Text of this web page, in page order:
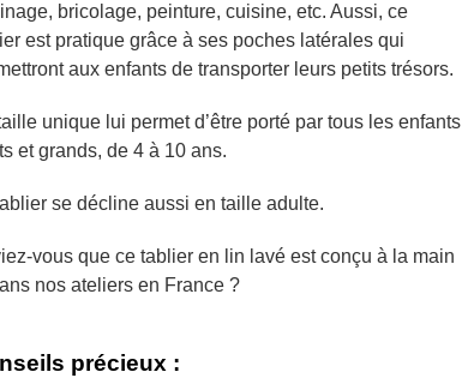
bricolage, peinture, cuisine, etc. Aussi, ce
est pratique grâce à ses poches latérales qui
aux enfants de transporter leurs petits trésors.
unique lui permet d’être porté par tous les enfants
et grands, de 4 à 10 ans.
se décline aussi en taille adulte.
vous que ce tablier en lin lavé est conçu à la main
nos ateliers en France ?
précieux :